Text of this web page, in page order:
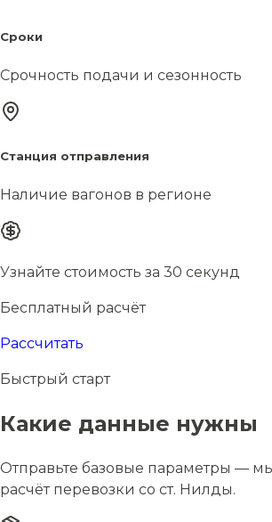
Сроки
Срочность подачи и сезонность
Станция отправления
Наличие вагонов в регионе
Узнайте стоимость за 30 секунд
Бесплатный расчёт
Рассчитать
Быстрый старт
Какие данные нужны
Отправьте базовые параметры —
расчёт перевозки со ст. Нилды.